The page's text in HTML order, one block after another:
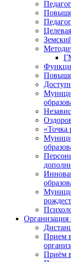
«Точка
Организация
Прием
Приём